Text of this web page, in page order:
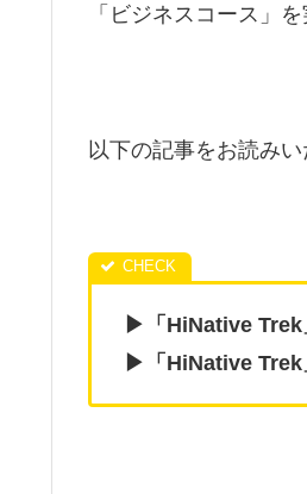
「ビジネスコース」
以下の記事をお読み
▶「HiNative Trek
▶「HiNative Trek